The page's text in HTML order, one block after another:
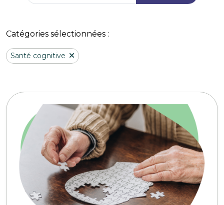
Catégories sélectionnées :
Santé cognitive